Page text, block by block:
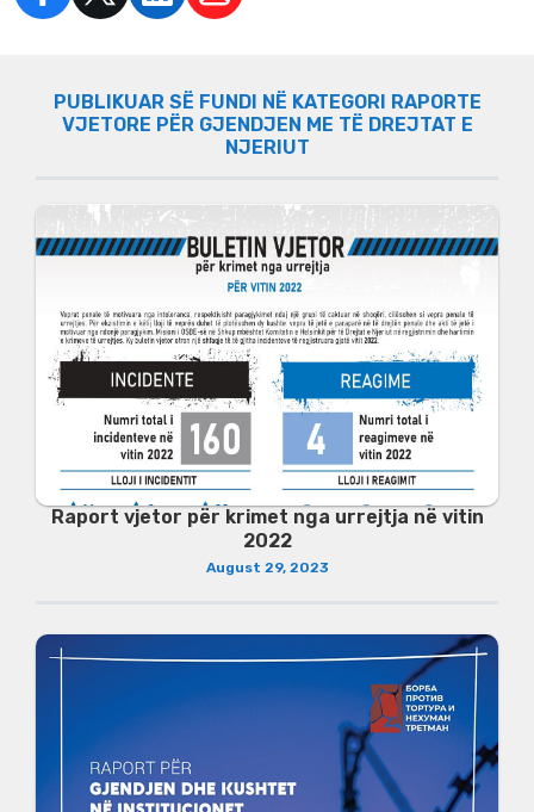
PUBLIKUAR SË FUNDI NË KATEGORI RAPORTE
VJETORE PËR GJENDJEN ME TË DREJTAT E
NJERIUT
Raport vjetor për krimet nga urrejtja në vitin
2022
August 29, 2023